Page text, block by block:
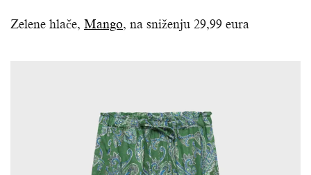
Zelene hlače, Mango, na sniženju 29,99 eura